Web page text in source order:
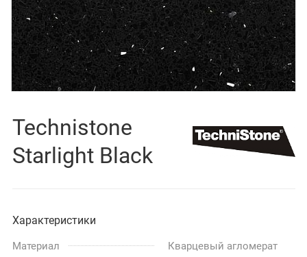
Technistone
Starlight Black
Характеристики
Материал
Кварцевый агломерат